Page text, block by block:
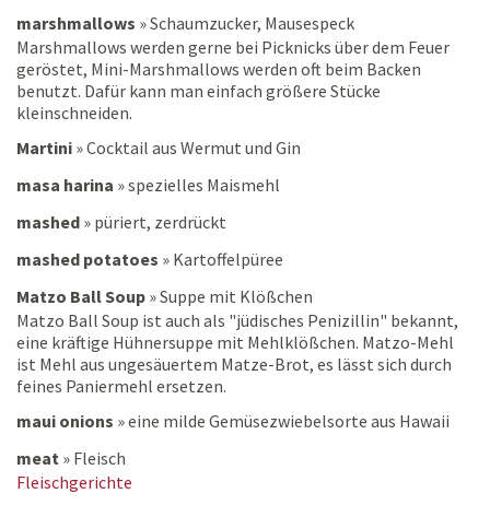
marshmallows »Schaumzucker, Mausespeck
Marshmallows werden gerne bei Picknicks über dem Feuer
geröstet, Mini-Marshmallows werden oft beim Backen
benutzt. Dafür kann man einfach größere Stücke
kleinschneiden.
Martini »Cocktail aus Wermut und Gin
masa harina »spezielles Maismehl
mashed » püriert, zerdrückt
mashed potatoes » Kartoffelpüree
Matzo Ball Soup »Suppe mit Klößchen
Matzo Ball Soup ist auch als "jüdisches Penizillin" bekannt,
eine kräftige Hühnersuppe mit Mehlklößchen. Matzo-Mehl
ist Mehl aus ungesäuertem Matze-Brot, es lässt sich durch
feines Paniermehl ersetzen.
maui onions »eine milde Gemüsezwiebelsorte aus Hawaii
meat » Fleisch
Fleischgerichte